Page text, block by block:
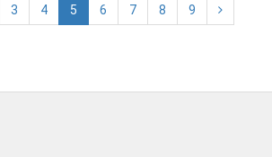
3 4 5 6 7 8 9